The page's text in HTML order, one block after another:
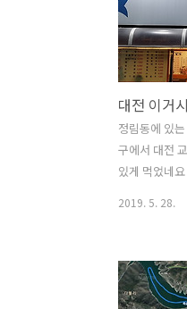
을 찬탄하는
져 있다. 국악
시인묵객들의
폭포는 영동
천모산 골짜기
약 1km 전방
한다면 옥계
주차를 하고
표..
대전 이거
정림동에 있
구에서 대전
있게 먹었네
소:대전광역
2019. 5. 28.